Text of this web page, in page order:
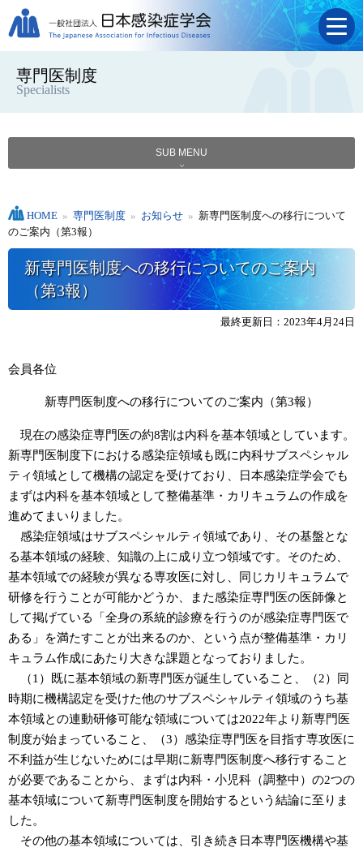
専門医制度
Specialists
SUB MENU
HOME » 専門医制度 » お知らせ » 新専門医制度への移行について
のご案内（第3報）
新専門医制度への移行についてのご案内
（第3報）
最終更新日：2023年4月24日
会員各位
新専門医制度への移行についてのご案内（第3報）
現在の感染症専門医の約8割は内科を基本領域としています。
新専門医制度下における感染症領域も既に内科サブスペシャル
ティ領域として機構の認定を受けており、日本感染症学会でも
まずは内科を基本領域として整備基準・カリキュラムの作成を
進めてまいりました。
感染症領域はサブスペシャルティ領域であり、その基盤とな
る基本領域の経験、知識の上に成り立つ領域です。そのため、
基本領域での経験が異なる専攻医に対し、同じカリキュラムで
研修を行うことが可能かどうか、また感染症専門医の医師像と
して掲げている「全身の系統的診療を行うのが感染症専門医で
ある」を満たすことが出来るのか、という点が整備基準・カリ
キュラム作成にあたり大きな課題となっておりました。
（1）既に基本領域の新専門医が誕生していること、（2）同
時期に機構認定を受けた他のサブスペシャルティ領域のうち基
本領域との連動研修可能な領域については2022年より新専門医
制度が始まっていること、（3）感染症専門医を目指す専攻医に
不利益が生じないためには早期に新専門医制度へ移行すること
が必要であることから、まずは内科・小児科（調整中）の2つの
基本領域について新専門医制度を開始するという結論に至りま
した。
その他の基本領域については、引き続き日本専門医機構や基